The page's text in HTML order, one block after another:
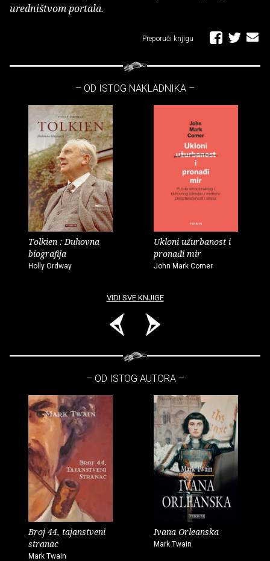
uredništvom portala.
Preporuči knjigu
– OD ISTOG NAKLADNIKA –
Tolkien : Duhovna
biografija
Holly Ordway
Ukloni užurbanost i
pronađi mir
John Mark Comer
VIDI SVE KNJIGE
– OD ISTOG AUTORA –
Broj 44, tajanstveni
stranac
Mark Twain
Ivana Orleanska
Mark Twain